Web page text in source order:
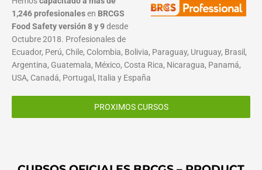
1,246 profesionalesen BRCGS
Food Safety versión 8 y 9desde
Octubre 2018. Profesionales de
Ecuador, Perú, Chile, Colombia, Bolivia, Paraguay, Uruguay, Brasil,
Argentina, Guatemala, México, Costa Rica, Nicaragua, Panamá,
USA, Canadá, Portugal, Italia y España
PROXIMOS CURSOS